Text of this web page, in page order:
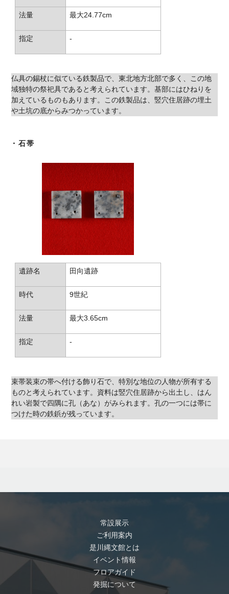
法量 最大24.77cm
指定 -
仏具の錫杖に似ている鉄製品で、東北地方北部で多く、この地
域独特の祭祀具であると考えられています。基部にはひねりを
加えているものもあります。この鉄製品は、竪穴住居跡の埋土
や土坑の底からみつかっています。
・石帯
遺跡名 田向遺跡
時代 9世紀
法量 最大3.65cm
指定 -
束帯装束の帯へ付ける飾り石で、特別な地位の人物が所有する
ものと考えられています。資料は竪穴住居跡から出土し、はん
れい岩製で四隅に孔（あな）がみられます。孔の一つには帯に
つけた時の鉄鋲が残っています。
常設展示
ご利用案内
是川縄文館とは
イベント情報
フロアガイド
発掘について